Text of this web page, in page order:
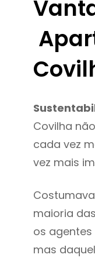
Covilha
cada vez
vez mais
maioria
os
mas